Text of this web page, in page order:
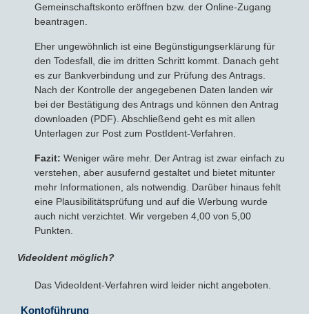
Gemeinschaftskonto eröffnen bzw. der Online-Zugang
beantragen.
Eher ungewöhnlich ist eine Begünstigungserklärung für
den Todesfall, die im dritten Schritt kommt. Danach geht
es zur Bankverbindung und zur Prüfung des Antrags.
Nach der Kontrolle der angegebenen Daten landen wir
bei der Bestätigung des Antrags und können den Antrag
downloaden (PDF). Abschließend geht es mit allen
Unterlagen zur Post zum PostIdent-Verfahren.
Fazit: Weniger wäre mehr. Der Antrag ist zwar einfach zu
verstehen, aber ausufernd gestaltet und bietet mitunter
mehr Informationen, als notwendig. Darüber hinaus fehlt
eine Plausibilitätsprüfung und auf die Werbung wurde
auch nicht verzichtet. Wir vergeben 4,00 von 5,00
Punkten.
VideoIdent möglich?
Das VideoIdent-Verfahren wird leider nicht angeboten.
Kontoführung